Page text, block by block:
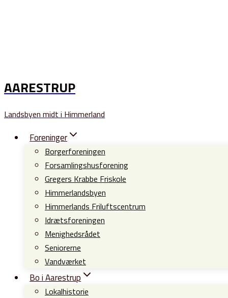
AARESTRUP
Landsbyen midt i Himmerland
Foreninger
Borgerforeningen
Forsamlingshusforening
Gregers Krabbe Friskole
Himmerlandsbyen
Himmerlands Friluftscentrum
Idrætsforeningen
Menighedsrådet
Seniorerne
Vandværket
Bo i Aarestrup
Lokalhistorie